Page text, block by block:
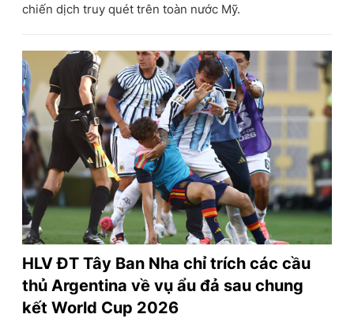
chiến dịch truy quét trên toàn nước Mỹ.
HLV ĐT Tây Ban Nha chỉ trích các cầu
thủ Argentina về vụ ẩu đả sau chung
kết World Cup 2026